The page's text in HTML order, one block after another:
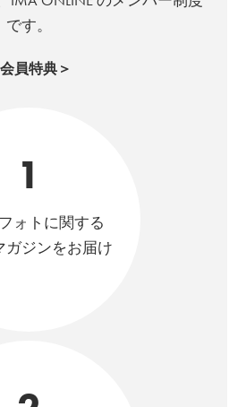
です。
員特典＞
1
ォトに関する
ガジンをお届け